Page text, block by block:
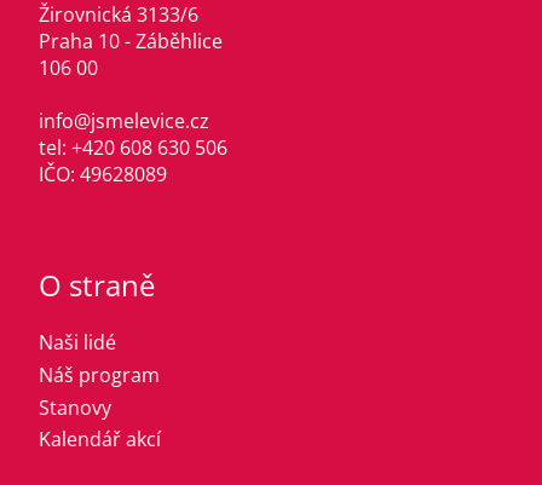
Žirovnická 3133/6
Praha 10 - Záběhlice
106 00
info@jsmelevice.cz
tel: +420 608 630 506
IČO: 49628089
O straně
Naši lidé
Náš program
Stanovy
Kalendář akcí